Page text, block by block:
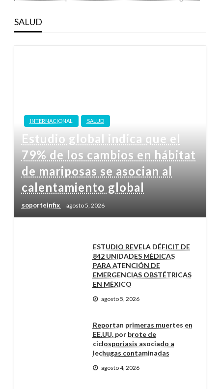
SALUD
INTERNACIONAL SALUD
Estudio global indica que el
79% de los cambios en hábitat
de mariposas se asocian al
calentamiento global
soporteinfix agosto 5, 2026
ESTUDIO REVELA DÉFICIT DE
842 UNIDADES MÉDICAS
PARA ATENCIÓN DE
EMERGENCIAS OBSTÉTRICAS
EN MÉXICO
agosto 5, 2026
Reportan primeras muertes en
EE.UU. por brote de
ciclosporiasis asociado a
lechugas contaminadas
agosto 4, 2026